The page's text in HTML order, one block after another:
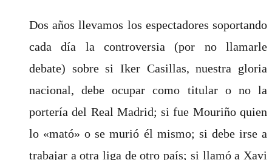
Dos años llevamos los espectadores soportando
cada día la controversia (por no llamarle
debate) sobre si Iker Casillas, nuestra gloria
nacional, debe ocupar como titular o no la
portería del Real Madrid; si fue Mouriño quien
lo «mató» o se murió él mismo; si debe irse a
trabajar a otra liga de otro país; si llamó a Xavi